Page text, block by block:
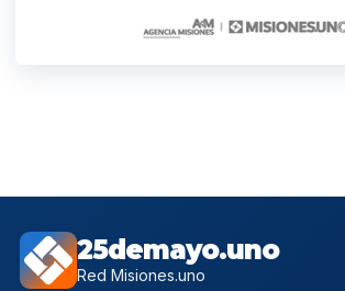
25demayo.uno
Red Misiones.uno